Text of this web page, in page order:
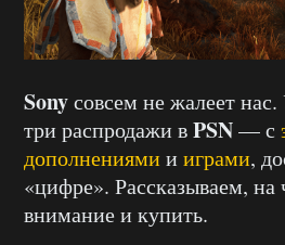
Sonyсовсем не жалеет
три распродажи вPSN— с
дополнениямии играми,
«цифре». Рассказываем, на
внимание и купить.